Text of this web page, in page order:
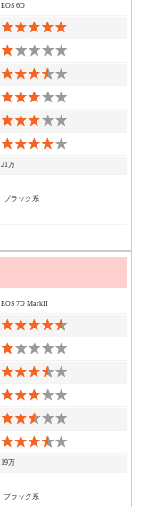
EOS 6D
21万
ブラック系
EOS 7D MarkII
19万
ブラック系